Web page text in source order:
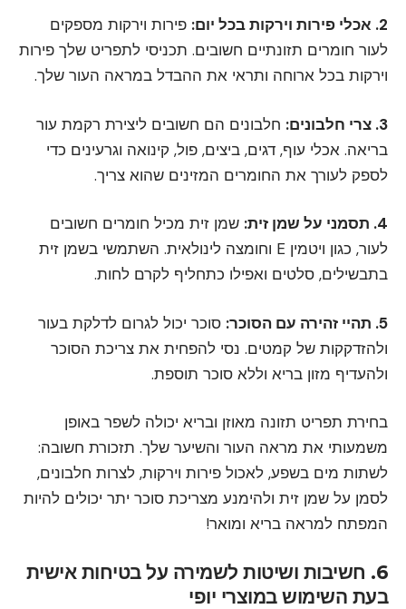
2. אכלי פירות וירקות בכל יום:
פירות וירקות מספקים
לעור חומרים תזונתיים חשובים. תכניסי לתפריט שלך פירות
וירקות בכל ארוחה ותראי את ההבדל במראה העור שלך.
3. צרי חלבונים:
חלבונים הם חשובים ליצירת רקמת עור
בריאה. אכלי עוף, דגים, ביצים, פול, קינואה וגרעינים כדי
לספק לעורך את החומרים המזינים שהוא צריך.
4. תסמני על שמן זית:
שמן זית מכיל חומרים חשובים
לעור, כגון ויטמין E וחומצה לינולאית. השתמשי בשמן זית
בתבשילים, סלטים ואפילו כתחליף לקרם לחות.
5. תהיי זהירה עם הסוכר:
סוכר יכול לגרום לדלקת בעור
ולהזדקקות של קמטים. נסי להפחית את צריכת הסוכר
ולהעדיף מזון בריא וללא סוכר תוספת.
בחירת תפריט תזונה מאוזן ובריא יכולה לשפר באופן
משמעותי את מראה העור והשיער שלך. תזכורת חשובה:
לשתות מים בשפע, לאכול פירות וירקות, לצרות חלבונים,
לסמן על שמן זית ולהימנע מצריכת סוכר יתר יכולים להיות
המפתח למראה בריא ומואר!
6. חשיבות ושיטות לשמירה על בטיחות אישית
בעת השימוש במוצרי יופי